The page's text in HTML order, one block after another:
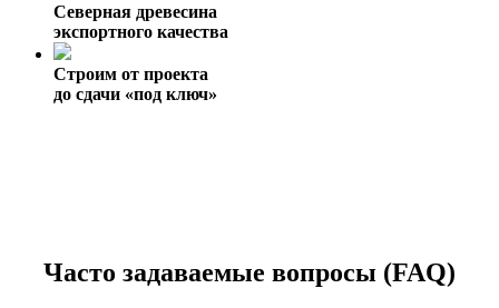
Северная древесина
экспортного качества
Строим от проекта
до сдачи «под ключ»
Часто задаваемые вопросы (FAQ)